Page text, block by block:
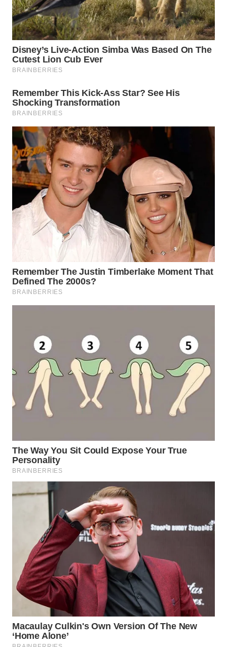
WN
KUNINGAN
WN
MAJALENGKA
WN
SUBANG
WN
SUKABUMI
WN
PURWAKARTA
WN
PRIANGAN
TIMUR
SEMARANG
WN
SOLO
WN
BOROBUDUR
WN
MADURA
WN
SURABAYA
WN
NATUNA
WN
BINTAN
MANDALIKA
WN
LIKUPANG
WN
LABUANBAJO
WN